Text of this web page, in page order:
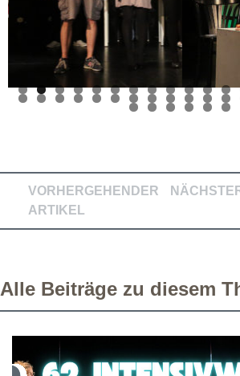
VORHERGEHENDER
ARTIKEL
Alle Beiträge zu diesem